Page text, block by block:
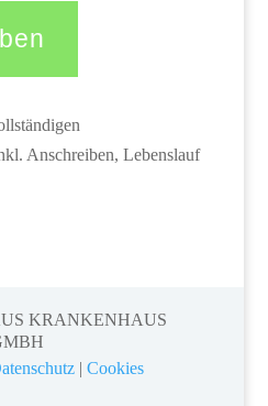
Anschreiben, Lebenslauf
KRANKENHAUS
| Cookies